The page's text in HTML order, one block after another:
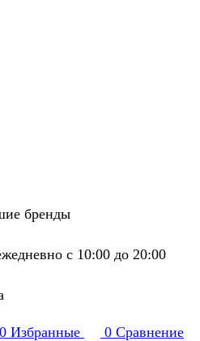
бренды
с 10:00 до 20:00
0 Избранные 0 Сравнение